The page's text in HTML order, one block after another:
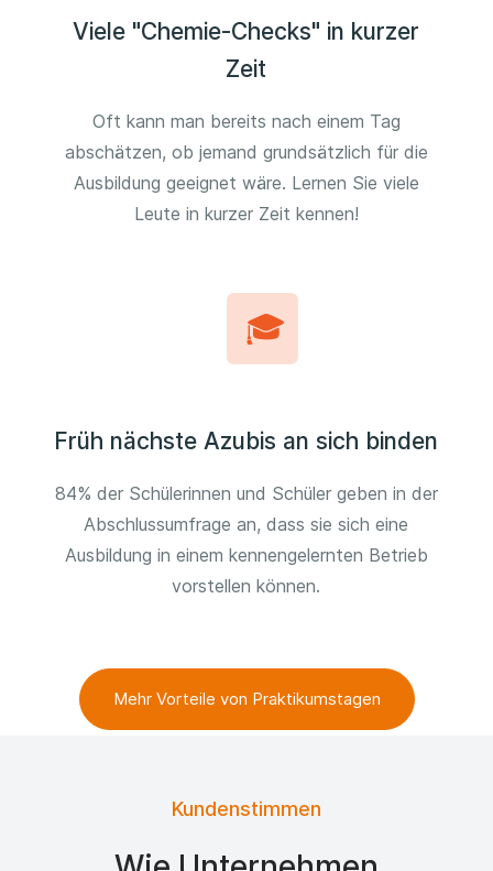
Viele "Chemie-Checks" in kurzer
Zeit
Oft kann man bereits nach einem Tag
abschätzen, ob jemand grundsätzlich für die
Ausbildung geeignet wäre. Lernen Sie viele
Leute in kurzer Zeit kennen!
Früh nächste Azubis an sich binden
84% der Schülerinnen und Schüler geben in der
Abschlussumfrage an, dass sie sich eine
Ausbildung in einem kennengelernten Betrieb
vorstellen können.
Mehr Vorteile von Praktikumstagen
Kundenstimmen